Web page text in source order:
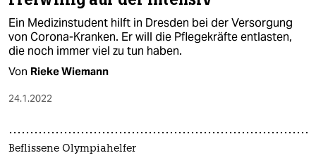
Ein Medizinstudent hilft in Dresden bei der Versorgung
von Corona-Kranken. Er will die Pflegekräfte entlasten,
die noch immer viel zu tun haben.
Von Rieke Wiemann
24.1.2022
Beflissene Olympiahelfer